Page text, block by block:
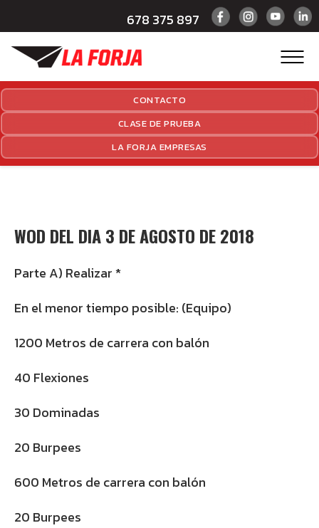
678 375 897
CONTACTO
CLASE DE PRUEBA
LA FORJA EMPRESAS
WOD DEL DIA 3 DE AGOSTO DE 2018
Parte A) Realizar *
En el menor tiempo posible: (Equipo)
1200 Metros de carrera con balón
40 Flexiones
30 Dominadas
20 Burpees
600 Metros de carrera con balón
20 Burpees